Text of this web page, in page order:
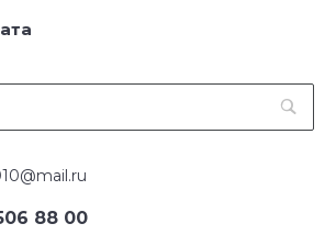
88 00